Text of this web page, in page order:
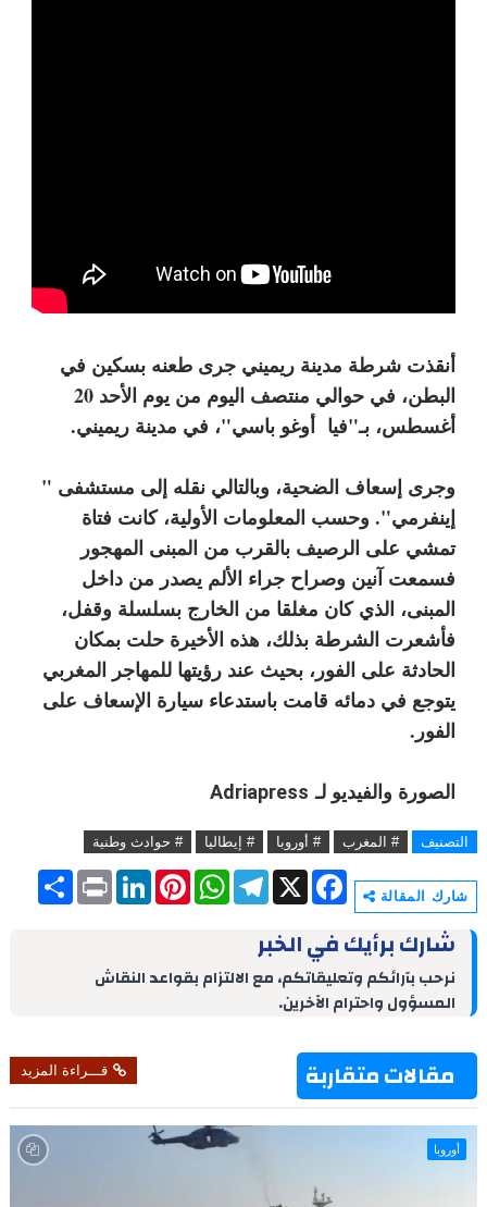
أنقذت شرطة مدينة ريميني جرى طعنه بسكين في
البطن، في حوالي منتصف اليوم من يوم الأحد 20
أغسطس، بـ"فيا أوغو باسي"، في مدينة ريميني.
وجرى إسعاف الضحية، وبالتالي نقله إلى مستشفى "
إينفرمي". وحسب المعلومات الأولية، كانت فتاة
تمشي على الرصيف بالقرب من المبنى المهجور
فسمعت آنين وصراح جراء الألم يصدر من داخل
المبنى، الذي كان مغلقا من الخارج بسلسلة وقفل،
فأشعرت الشرطة بذلك، هذه الأخيرة حلت بمكان
الحادثة على الفور، بحيث عند رؤيتها للمهاجر المغربي
يتوجع في دمائه قامت باستدعاء سيارة الإسعاف على
الفور.
الصورة والفيديو لـ Adriapress
التصنيف # المغرب # أوروبا # إيطاليا # حوادث وطنية
شارك المقالة
S
h
P
r
L
I
P
e
W
h
p
T
e
g
a
X
F
a
b
o
k
شارك برأيك في الخبر
نرحب بآرائكم وتعليقاتكم، مع الالتزام بقواعد النقاش
المسؤول واحترام الآخرين.
مقالات متقاربة قـــراءة المزيد
أوروبا